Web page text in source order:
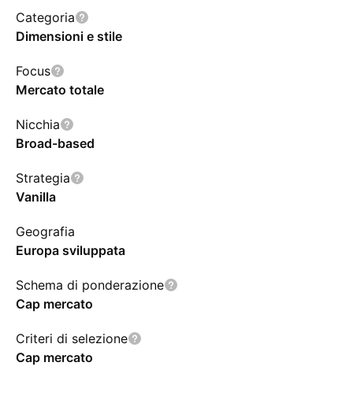
Categoria
Dimensioni e stile
Focus
Mercato totale
Nicchia
Broad-based
Strategia
Vanilla
Geografia
Europa sviluppata
Schema di ponderazione
Cap mercato
Criteri di selezione
Cap mercato